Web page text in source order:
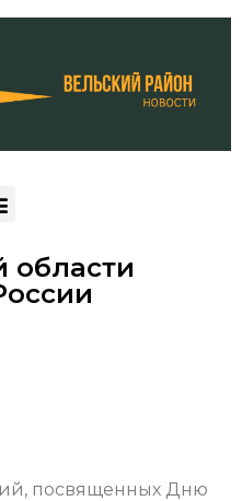
области
посвященных Дню